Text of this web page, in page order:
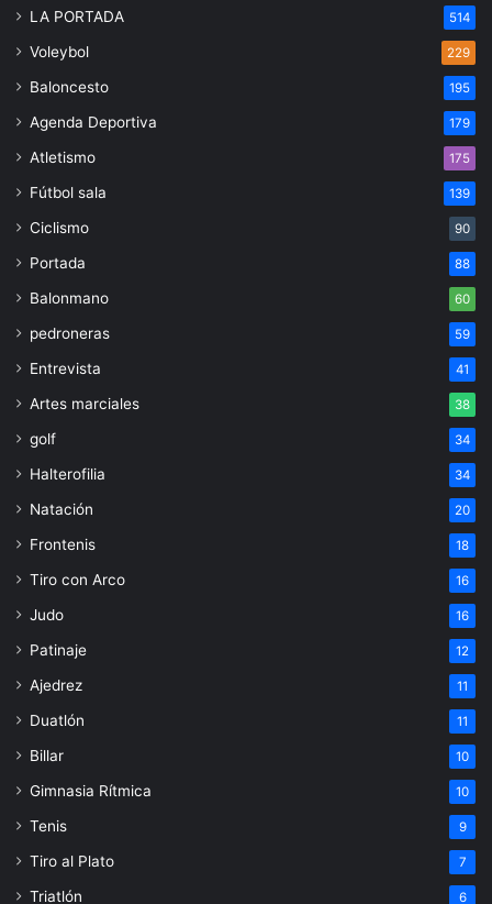
LA PORTADA 514
Voleybol 229
Baloncesto 195
Agenda Deportiva 179
Atletismo 175
Fútbol sala 139
Ciclismo 90
Portada 88
Balonmano 60
pedroneras 59
Entrevista 41
Artes marciales 38
golf 34
Halterofilia 34
Natación 20
Frontenis 18
Tiro con Arco 16
Judo 16
Patinaje 12
Ajedrez 11
Duatlón 11
Billar 10
Gimnasia Rítmica 10
Tenis 9
Tiro al Plato 7
Triatlón 6